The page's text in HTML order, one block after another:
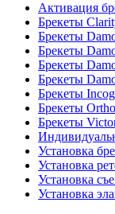
Активация
Брекеты
Брекеты
Брекеты
Брекеты
Брекеты
Брекеты
Брекеты
Брекеты
Установка
Установка
Установка
Установка